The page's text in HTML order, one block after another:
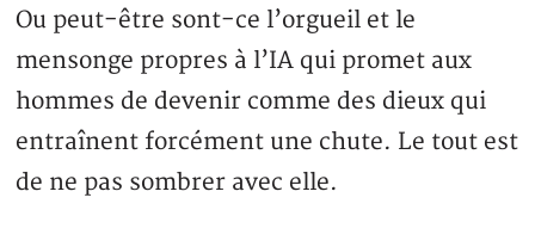
Ou peut-être sont-ce l’orgueil et le
mensonge propres à l’IA qui promet aux
hommes de devenir comme des dieux qui
entraînent forcément une chute. Le tout est
de ne pas sombrer avec elle.